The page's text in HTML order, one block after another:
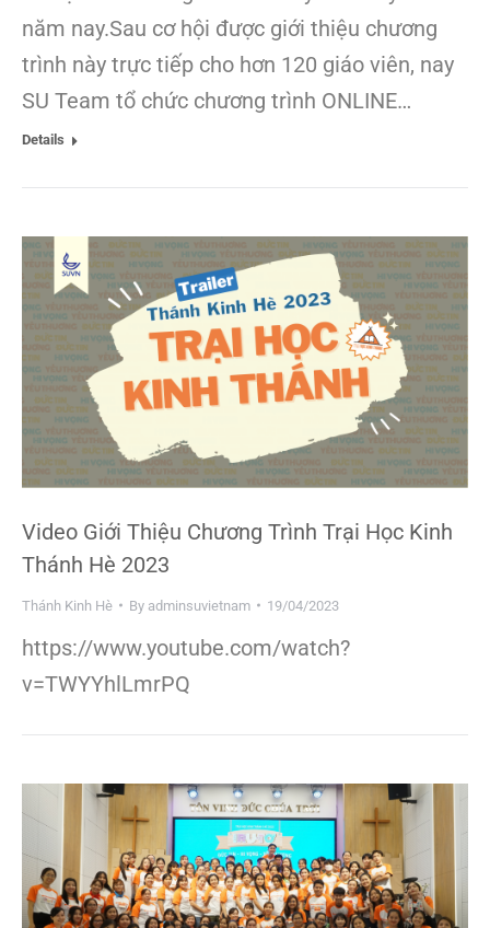
năm nay.Sau cơ hội được giới thiệu chương
trình này trực tiếp cho hơn 120 giáo viên, nay
SU Team tổ chức chương trình ONLINE…
Details
Video Giới Thiệu Chương Trình Trại Học Kinh
Thánh Hè 2023
Thánh Kinh Hè By adminsuvietnam 19/04/2023
https://www.youtube.com/watch?
v=TWYYhlLmrPQ